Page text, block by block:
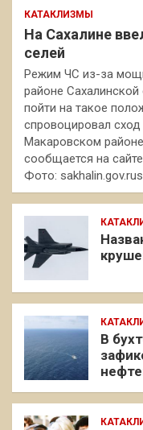
КАТАКЛИЗМЫ
На Сахалине
селей
Режим ЧС из-за
районе
пойти на такое
спровоцировал
Макаровском
сообщается на
Фото:
В